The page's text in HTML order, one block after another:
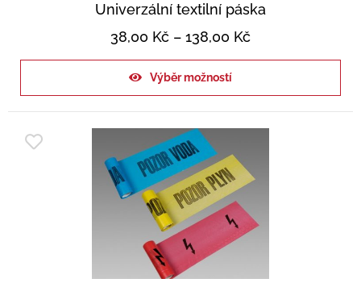
Univerzální textilní páska
38,00 Kč – 138,00 Kč
Výběr možností